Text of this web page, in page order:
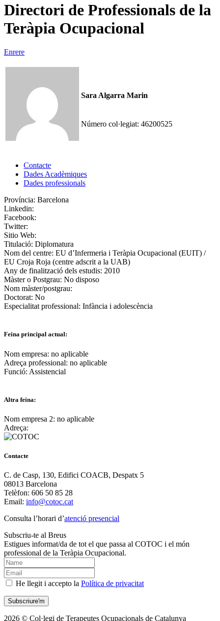
Directori de Professionals de la
Teràpia Ocupacional
Enrere
Sara Algarra Marin
Número col·legiat: 46200525
Contacte
Dades Acadèmiques
Dades professionals
Província: Barcelona
Linkedin:
Facebook:
Twitter:
Sitio Web:
Titulació: Diplomatura
Nom del centre: EU d’Infermeria i Teràpia Ocupacional (EUIT) /
EU Croja Roja (centre adscrit a la UAB)
Any de finalització dels estudis: 2010
Màster o Postgrau: No disposo
Nom màster/postgrau:
Doctorat: No
Especialitat professional: Infància i adolescència
Feina principal actual:
Nom empresa: no aplicable
Adreça professional: no aplicable
Funció: Assistencial
Altra feina:
Nom empresa 2: no aplicable
Adreça:
Contacte
C. de Casp, 130, Edifici COACB, Despatx 5
08013 Barcelona
Telèfon: 606 50 85 28
Email: info@cotoc.cat
Consulta l’horari d’atenció presencial
Subscriu-te al Breus
Estigues informat/da de tot el que passa al COTOC i el món
professional de la Teràpia Ocupacional.
He llegit i accepto la Política de privacitat
2026 © Col·legi de Terapeutes Ocupacionals de Catalunya